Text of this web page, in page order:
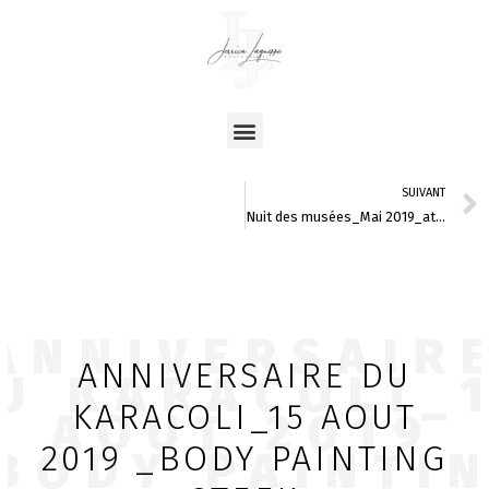
Menu
SUIVANT
Nuit des musées_Mai 2019_atadja lewa
ANNIVERSAIRE DU
KARACOLI_15 AOUT
2019 _BODY PAINTING
AOUT 2019